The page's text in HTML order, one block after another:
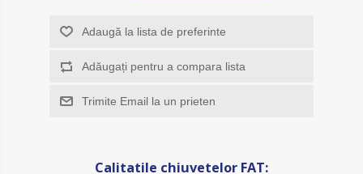
Adaugă la lista de preferinte
Adăugați pentru a compara lista
Trimite Email la un prieten
Calitatile chiuvetelor FAT: